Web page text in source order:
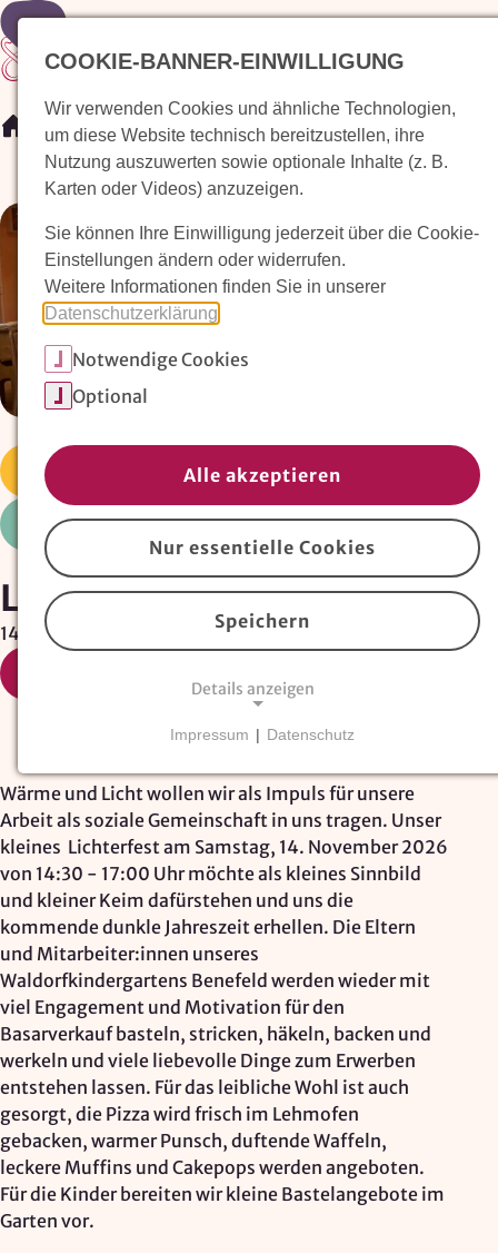
Veranstaltungen Lichterfest
Fest Ganze Familie
Offene Veranstaltung Mitarbeitende
Lichterfest
14. November 2026 14:30
Wärme und Licht wollen wir als Impuls für unsere
Arbeit als soziale Gemeinschaft in uns tragen. Unser
kleines Lichterfest am Samstag, 14. November 2026
von 14:30 - 17:00 Uhr möchte als kleines Sinnbild
und kleiner Keim dafürstehen und uns die
kommende dunkle Jahreszeit erhellen. Die Eltern
und Mitarbeiter:innen unseres
Waldorfkindergartens Benefeld werden wieder mit
viel Engagement und Motivation für den
Basarverkauf basteln, stricken, häkeln, backen und
werkeln und viele liebevolle Dinge zum Erwerben
entstehen lassen. Für das leibliche Wohl ist auch
gesorgt, die Pizza wird frisch im Lehmofen
gebacken, warmer Punsch, duftende Waffeln,
leckere Muffins und Cakepops werden angeboten.
Für die Kinder bereiten wir kleine Bastelangebote im
Garten vor.
COOKIE-BANNER-EINWILLIGUNG
Wir verwenden Cookies und ähnliche Technologien,
um diese Website technisch bereitzustellen, ihre
Nutzung auszuwerten sowie optionale Inhalte (z. B.
Karten oder Videos) anzuzeigen.
Sie können Ihre Einwilligung jederzeit über die Cookie-
Einstellungen ändern oder widerrufen.
Weitere Informationen finden Sie in unserer
Datenschutzerklärung
Notwendige Cookies
Optional
Alle akzeptieren
Nur essentielle Cookies
Speichern
Details anzeigen
Essentielle Cookiessind für den Betrieb der
Website erforderlich und können nicht deaktiviert
werden. Hierzu zählen technisch notwendige
TYPO3-Cookies, sowie Funktionen zur
Adresssuche überGoogle Places.
Google Places Autocomplete
Anbieter:
Google Ireland Ltd.
Zweck:
Adresssuche, Geokoordinaten
Rechtsgrundlage: Art. 6 Abs. 1 lit. f DSGVO
Drittlandübermittlung: möglich
Impressum | Datenschutz